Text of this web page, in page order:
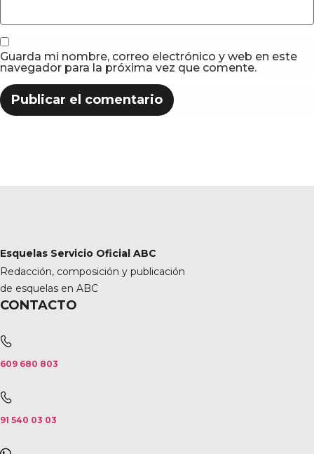
Guarda mi nombre, correo electrónico y web en este
navegador para la próxima vez que comente.
Esquelas Servicio Oficial ABC
Redacción, composición y publicación
de esquelas en ABC
CONTACTO
609 680 803
91 540 03 03